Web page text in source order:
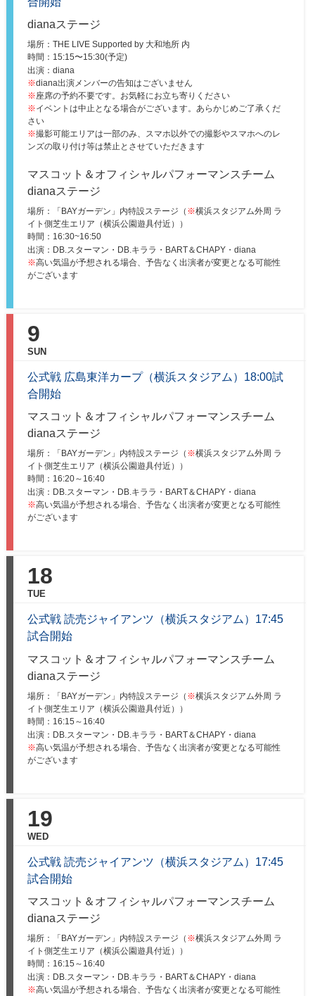
dianaステージ
場所：THE LIVE Supported by 大和地所 内
時間： 15:15〜15:30(予定)
出演：diana
※diana出演メンバーの告知はございません
※座席の予約不要です。お気軽にお立ち寄りください
※イベントは中止となる場合がございます。あらかじめご了承くだ
さい
※撮影可能エリアは一部のみ、スマホ以外での撮影やスマホへのレ
ンズの取り付け等は禁止とさせていただきます
マスコット＆オフィシャルパフォーマンスチーム
dianaステージ
場所：「BAYガーデン」内特設ステージ（ ※横浜スタジアム外周 ラ
イト側芝生エリア（横浜公園遊具付近））
時間： 16:30~16:50
出演：DB.スターマン・DB.キララ・BART＆CHAPY・diana
※高い気温が予想される場合、予告なく出演者が変更となる可能性
がございます
9
SUN
公式戦 広島東洋カープ（横浜スタジアム）18:00試
合開始
マスコット＆オフィシャルパフォーマンスチーム
dianaステージ
場所：「BAYガーデン」内特設ステージ（ ※横浜スタジアム外周 ラ
イト側芝生エリア（横浜公園遊具付近））
時間： 16:20～16:40
出演：DB.スターマン・DB.キララ・BART＆CHAPY・diana
※高い気温が予想される場合、予告なく出演者が変更となる可能性
がございます
18
TUE
公式戦 読売ジャイアンツ（横浜スタジアム）17:45
試合開始
マスコット＆オフィシャルパフォーマンスチーム
dianaステージ
場所：「BAYガーデン」内特設ステージ（ ※横浜スタジアム外周 ラ
イト側芝生エリア（横浜公園遊具付近））
時間： 16:15～16:40
出演：DB.スターマン・DB.キララ・BART＆CHAPY・diana
※高い気温が予想される場合、予告なく出演者が変更となる可能性
がございます
19
WED
公式戦 読売ジャイアンツ（横浜スタジアム）17:45
試合開始
マスコット＆オフィシャルパフォーマンスチーム
dianaステージ
場所：「BAYガーデン」内特設ステージ（ ※横浜スタジアム外周 ラ
イト側芝生エリア（横浜公園遊具付近））
時間： 16:15～16:40
出演：DB.スターマン・DB.キララ・BART＆CHAPY・diana
※高い気温が予想される場合、予告なく出演者が変更となる可能性